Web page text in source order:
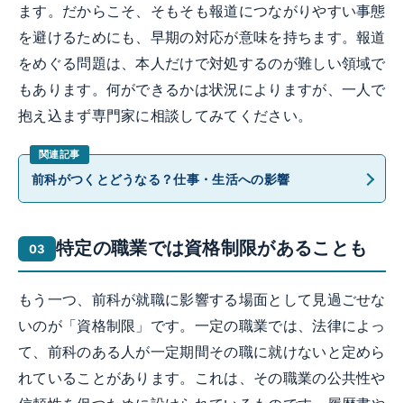
ます。だからこそ、そもそも報道につながりやすい事態
を避けるためにも、早期の対応が意味を持ちます。報道
をめぐる問題は、本人だけで対処するのが難しい領域で
もあります。何ができるかは状況によりますが、一人で
抱え込まず専門家に相談してみてください。
前科がつくとどうなる？仕事・生活への影響
特定の職業では資格制限があることも
もう一つ、前科が就職に影響する場面として見過ごせな
いのが「資格制限」です。一定の職業では、法律によっ
て、前科のある人が一定期間その職に就けないと定めら
れていることがあります。これは、その職業の公共性や